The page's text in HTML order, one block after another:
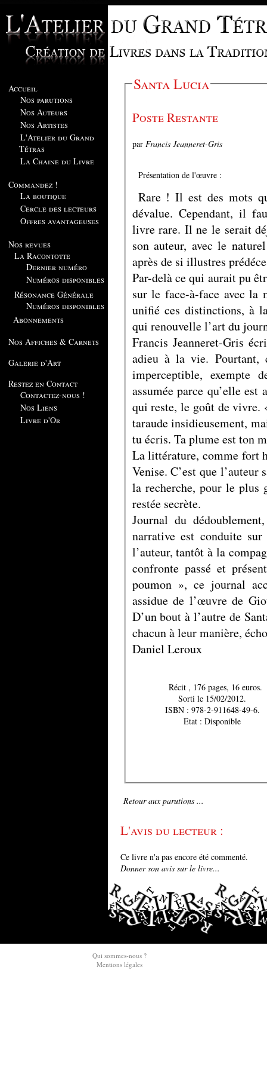
Accueil
Nos parutions
Nos Auteurs
Nos Artistes
L'Atelier du Grand
Tétras
La Chaine du Livre
Commandez !
La boutique
Cercle des lecteurs
Offres avantageuses
Nos revues
La Racontotte
Dernier numéro
Numéros disponibles
Résonance Générale
Numéros disponibles
Abonnements
Nos Affiches & Carnets
Galerie d'Art
Restez en Contact
Contactez-nous !
Nos Liens
Livre d'Or
Santa Lucia
Poste Restante
par Francis Jeanneret-Gris
Présentation de l'œuvre :
Rare ! Il est des mots
dévalue. Cependant, il
livre rare. Il ne le serait
son auteur, avec le
après de si illustres
Par-delà ce qui aurait pu
sur le face-à-face avec
unifié ces distinctions, à
qui renouvelle l’art du
Francis Jeanneret-Gris
adieu à la vie. Pourtant,
imperceptible, exempte
assumée parce qu’elle
qui reste, le goût de vivre.
taraude insidieusement,
tu écris. Ta plume est ton
La littérature, comme fort
Venise. C’est que l’auteur
la recherche, pour le plus
restée secrète.
Journal du
narrative est conduite
l’auteur, tantôt à la
confronte passé et
poumon », ce journal
assidue de l’œuvre de
D’un bout à l’autre de
chacun à leur manière,
Daniel Leroux
Récit , 176 pages, 16 euros.
Sorti le 15/02/2012.
ISBN : 978-2-911648-49-6.
Etat : Disponible
Retour aux parutions ...
L'avis du lecteur :
Ce livre n'a pas encore été commenté.
Donner son avis sur le livre...
Qui sommes-nous ?
Mentions légales